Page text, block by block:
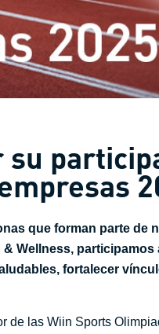
que forman parte de
Wellness,
fortalecer
de las Wiin Sports